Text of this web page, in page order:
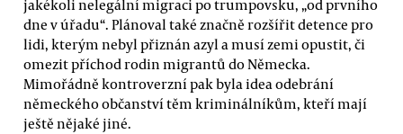
jakékoli nelegální migraci po trumpovsku, „od prvního
dne v úřadu“. Plánoval také značně rozšířit detence pro
lidi, kterým nebyl přiznán azyl a musí zemi opustit, či
omezit příchod rodin migrantů do Německa.
Mimořádně kontroverzní pak byla idea odebrání
německého občanství těm kriminálníkům, kteří mají
ještě nějaké jiné.